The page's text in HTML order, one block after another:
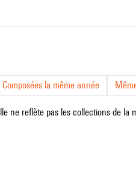
Composées la même année
ne reflète pas les collections de